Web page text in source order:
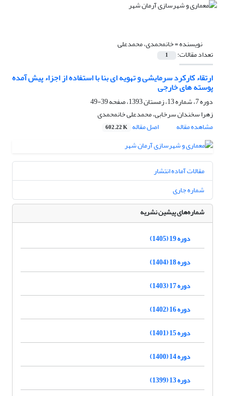
نویسنده =خانمحمدی، محمدعلی
تعداد مقالات: 1
ارتقاء کارکرد سرمایشی و تهویه ای بنا با استفاده از اجزاء پیش آمده
پوسته های خارجی
دوره 7، شماره 13، زمستان 1393، صفحه
39-49
زهرا سخندان سرخابی، محمدعلی خانمحمدی
مشاهده مقاله
اصل مقاله 602.22 K
مقالات آماده انتشار
شماره جاری
شماره‌های پیشین نشریه
دوره 19 (1405)
دوره 18 (1404)
دوره 17 (1403)
دوره 16 (1402)
دوره 15 (1401)
دوره 14 (1400)
دوره 13 (1399)